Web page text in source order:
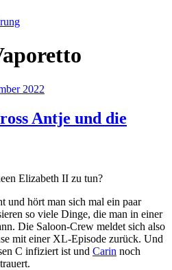
2022
Antje und die
Elizabeth II zu tun?
und hört man sich mal ein paar
so viele Dinge, die man in einer
Die Saloon-Crew meldet sich also
mit einer XL-Episode zurück. Und
C infiziert ist und Carin noch